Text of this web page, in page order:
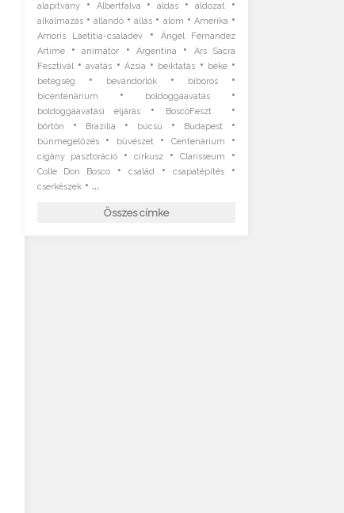
alapítvány• Albertfalva •áldás •áldozat •
alkalmazás•állandó •állás • álom • Amerika •
Amoris Laetitia-családév•
Ángel Fernández
Artime•animátor •Argentína •
Ars Sacra
Fesztivál•avatás • Ázsia • beiktatás • béke•
betegség • bevándorlók• bíboros •
bicentenárium • boldoggáavatás•
boldoggáavatási eljárás • BoscoFeszt •
börtön • Brazília • búcsú • Budapest •
bűnmegelőzés• bűvészet• Centenárium •
cigány pasztoráció• cirkusz•Clarisseum •
Colle Don Bosco• család •csapatépítés •
cserkészek• ...
Összes címke